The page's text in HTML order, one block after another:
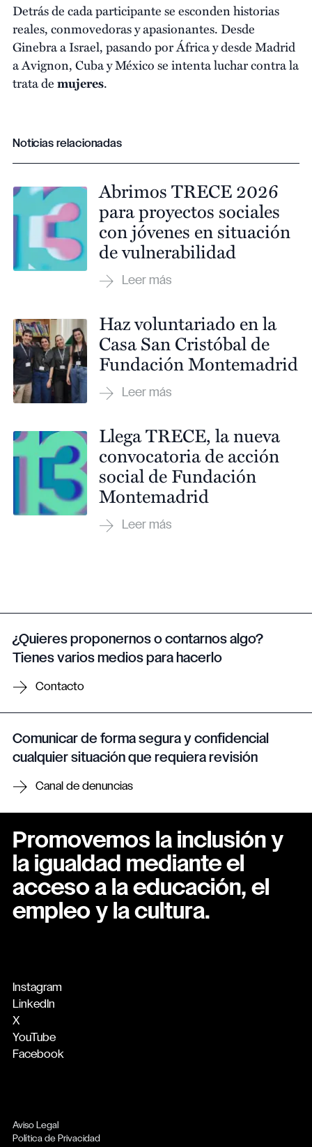
Detrás de cada participante se esconden historias
reales, conmovedoras y apasionantes. Desde
Ginebra a Israel, pasando por África y desde Madrid
a Avignon, Cuba y México se intenta luchar contra la
trata demujeres.
Noticias relacionadas
Abrimos TRECE 2026
para proyectos sociales
con jóvenes en situación
de vulnerabilidad
Haz voluntariado en la
Casa San Cristóbal de
Fundación Montemadrid
Llega TRECE, la nueva
convocatoria de acción
social de Fundación
Montemadrid
¿Quieres proponernos o contarnos algo?
Tienes varios medios para hacerlo
Contacto
Comunicar de forma segura y confidencial
cualquier situación que requiera revisión
Canal de denuncias
Promovemos la inclusión y
la igualdad mediante el
acceso a la educación, el
empleo y la cultura.
Instagram
LinkedIn
X
YouTube
Facebook
Aviso Legal
Política de Privacidad